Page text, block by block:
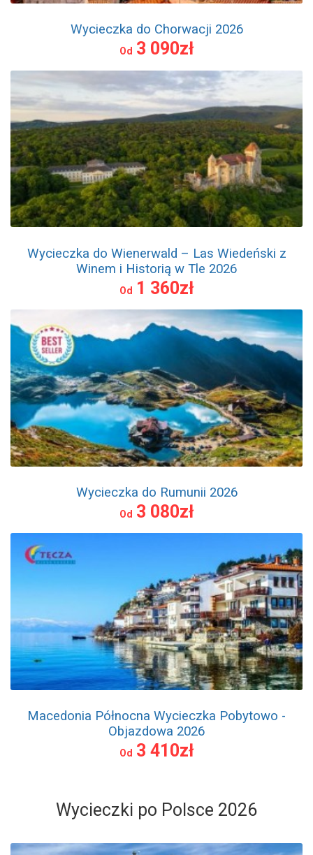
Wycieczka do Chorwacji 2026
Od 3 090zł
Wycieczka do Wienerwald – Las Wiedeński z
Winem i Historią w Tle 2026
Od 1 360zł
Wycieczka do Rumunii 2026
Od 3 080zł
Macedonia Północna Wycieczka Pobytowo -
Objazdowa 2026
Od 3 410zł
Wycieczki po Polsce 2026